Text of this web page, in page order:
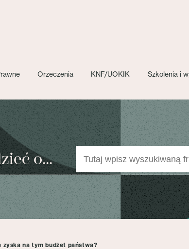
Orzeczenia KNF/UOKIK Szkolenia i
o...
na tym budżet państwa?